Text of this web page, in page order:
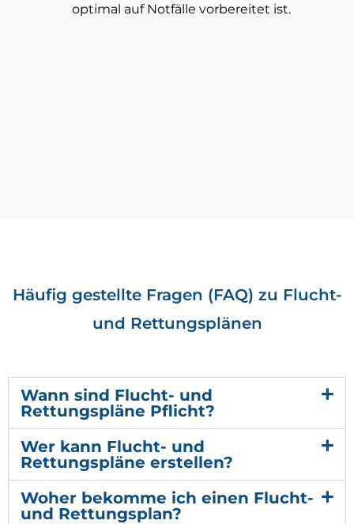
optimal auf Notfälle vorbereitet ist.
Häufig gestellte Fragen (FAQ) zu Flucht-
und Rettungsplänen
Wann sind Flucht- und
Rettungspläne Pflicht?
Wer kann Flucht- und
Rettungspläne erstellen?
Woher bekomme ich einen Flucht-
und Rettungsplan?